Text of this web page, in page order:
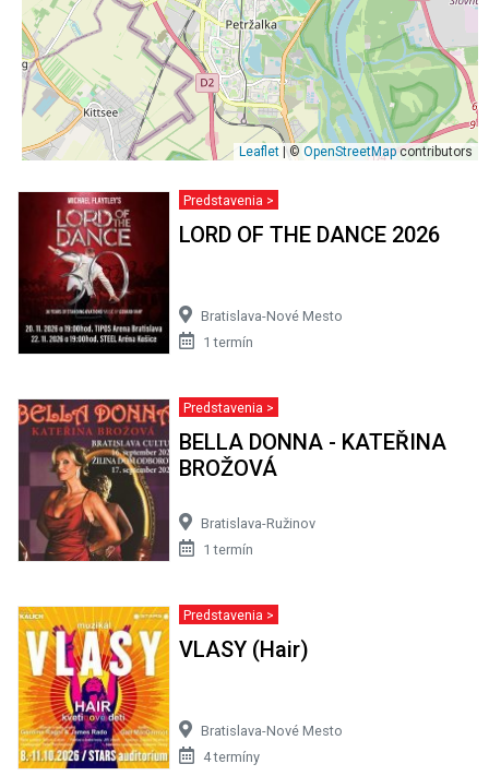
Leaflet | © OpenStreetMap contributors
Predstavenia >
LORD OF THE DANCE 2026
Bratislava-Nové Mesto
1 termín
Predstavenia >
BELLA DONNA - KATEŘINA
BROŽOVÁ
Bratislava-Ružinov
1 termín
Predstavenia >
VLASY (Hair)
Bratislava-Nové Mesto
4 termíny